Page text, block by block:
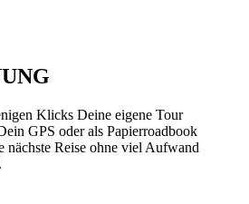
Klicks Deine eigene Tour
GPS oder als Papierroadbook
nächste Reise ohne viel Aufwand